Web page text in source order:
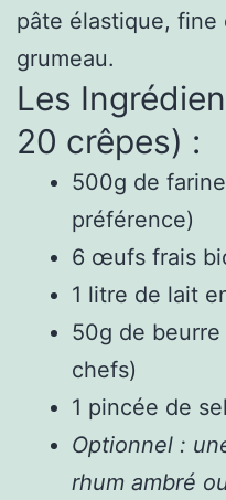
pâte élastique, fine
grumeau.
Les
20 crêpes) :
500g de
préférence)
6 œufs frais
1 litre de lait
50g de
chefs)
1 pincée de sel
Optionnel :
rhum ambré